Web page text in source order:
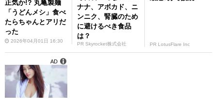
正気か!? 丸亀製麺
「うどんメシ」食べ
たらちゃんとアリだ
った
2026年04月01日 16:30
ナナ、アボカド、ニ
ンニク、腎臓のため
に避けるべき食品
は？
PR Skyrocket株式会社 PR LotusFlare Inc
AD